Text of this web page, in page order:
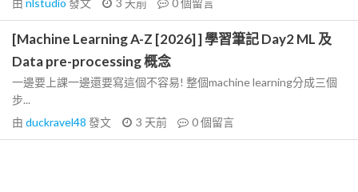
由 nlstudio 發文 3 天前 0個留言
[Machine Learning A-Z [2026] ] 學習筆記 Day2 ML 及
Data pre-processing 概念
一邊要上課一邊還要寫這個不容易! 整個machine learning分成三個
步...
由 duckravel48 發文 3 天前 0個留言